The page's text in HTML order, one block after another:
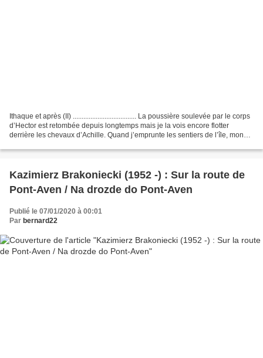
Ithaque et après (II) .................................... La poussière soulevée par le corps
d’Hector est retombée depuis longtemps mais je la vois encore flotter
derrière les chevaux d’Achille. Quand j’emprunte les sentiers de l’île, mon
Kazimierz Brakoniecki (1952 -) : Sur la route de
Pont-Aven / Na drozde do Pont-Aven
Publié le 07/01/2020 à 00:01
Par bernard22